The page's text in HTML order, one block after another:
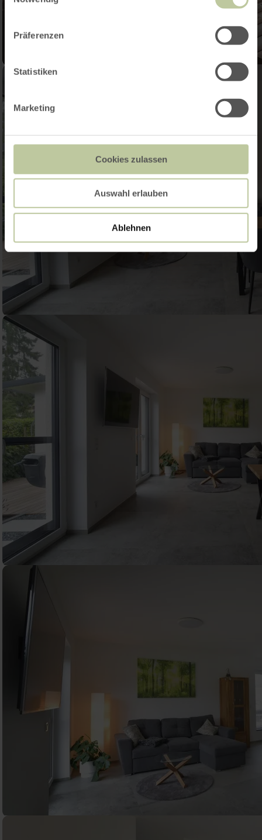
Präferenzen
Statistiken
Marketing
Cookies zulassen
Auswahl erlauben
Ablehnen